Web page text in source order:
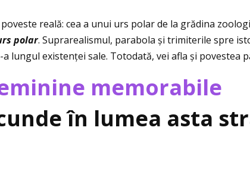
reală: cea a unui urs polar de la grădina
polar. Suprarealismul, parabola și trimiterile spre
lungul existenţei sale. Totodată, vei afla și povestea
memorabile
în lumea asta